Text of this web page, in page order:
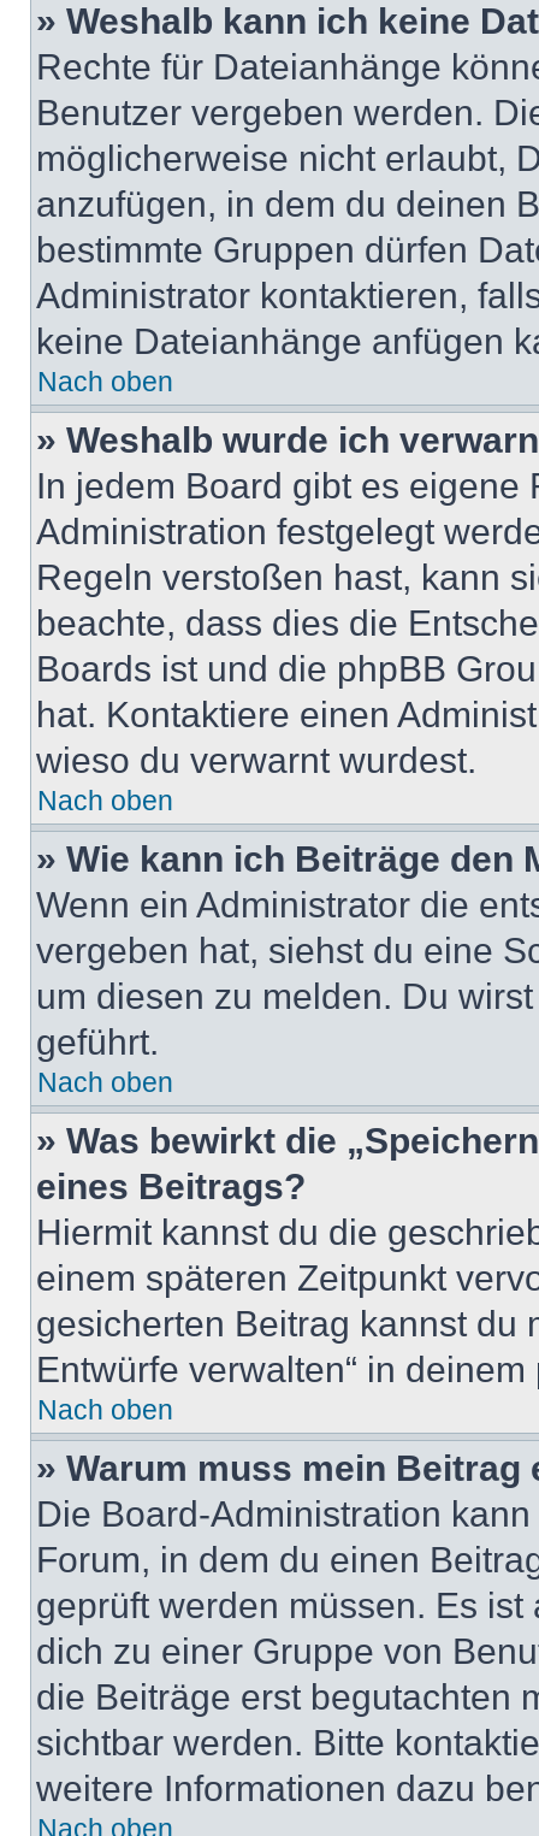
» Weshalb kann ich keine
Rechte für Dateianhänge
Benutzer vergeben werden.
möglicherweise nicht erlaubt,
anzufügen, in dem du deinen
bestimmte Gruppen dürfen
Administrator kontaktieren,
keine Dateianhänge anfügen
Nach oben
» Weshalb wurde ich
In jedem Board gibt es
Administration festgelegt
Regeln verstoßen hast, kann
beachte, dass dies die
Boards ist und die phpBB
hat. Kontaktiere einen
wieso du verwarnt wurdest.
Nach oben
» Wie kann ich Beiträge den
Wenn ein Administrator die
vergeben hat, siehst du eine
um diesen zu melden. Du
geführt.
Nach oben
» Was bewirkt die
eines Beitrags?
Hiermit kannst du die
einem späteren Zeitpunkt
gesicherten Beitrag kannst du
Entwürfe verwalten“ in
Nach oben
» Warum muss mein
Die Board-Administration
Forum, in dem du einen
geprüft werden müssen. Es
dich zu einer Gruppe von
die Beiträge erst begutachten
sichtbar werden. Bitte
weitere Informationen dazu
Nach oben